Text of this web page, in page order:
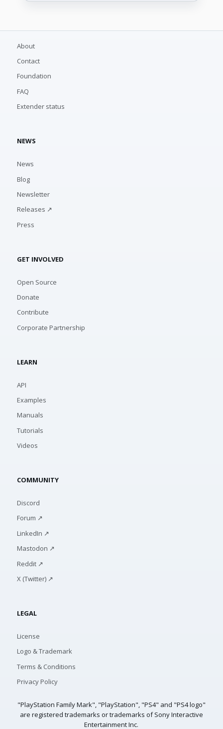
About
Contact
Foundation
FAQ
Extender status
NEWS
News
Blog
Newsletter
Releases ↗
Press
GET INVOLVED
Open Source
Donate
Contribute
Corporate Partnership
LEARN
API
Examples
Manuals
Tutorials
Videos
COMMUNITY
Discord
Forum ↗
LinkedIn ↗
Mastodon ↗
Reddit ↗
X (Twitter) ↗
LEGAL
License
Logo & Trademark
Terms & Conditions
Privacy Policy
"PlayStation Family Mark", "PlayStation", "PS4" and "PS4 logo"
are registered trademarks or trademarks of Sony Interactive
Entertainment Inc.